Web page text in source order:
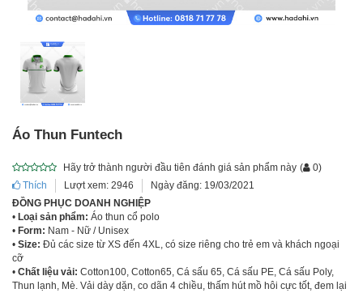
Áo Thun Funtech
Hãy trở thành người đầu tiên đánh giá sản phẩm này ( 0)
Thích
Lượt xem: 2946
Ngày đăng: 19/03/2021
ĐỒNG PHỤC DOANH NGHIỆP
• Loại sản phẩm: Áo thun cổ polo
• Form: Nam - Nữ / Unisex
• Size: Đủ các size từ XS đến 4XL, có size riêng cho trẻ em và khách ngoại
cỡ
• Chất liệu vải: Cotton100, Cotton65, Cá sấu 65, Cá sấu PE, Cá sấu Poly,
Thun lạnh, Mè. Vải dày dặn, co dãn 4 chiều, thấm hút mồ hôi cực tốt, đem lại